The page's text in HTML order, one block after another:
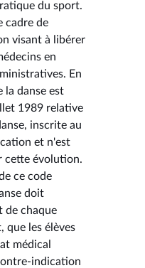
du sport.
cadre de
visant à libérer
en
En
la danse est
1989 relative
inscrite au
et n'est
cette évolution.
ce code
doit
de chaque
que les élèves
médical
indication